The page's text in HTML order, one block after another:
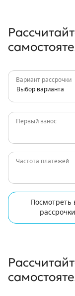
Вариант рассрочки
Выбор варианта
Первый взнос
Частота платежей
Посмотреть
рассрочки